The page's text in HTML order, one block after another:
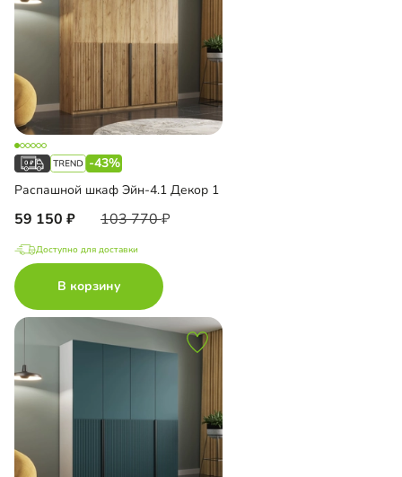
-43%
Распашной шкаф Эйн-4.1 Декор 1
59 150 103 770
Доступно для доставки
В корзину